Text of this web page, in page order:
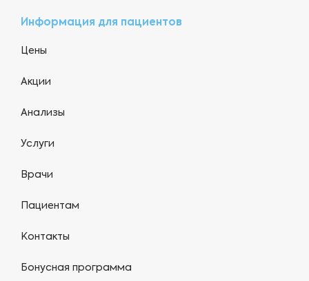
Информация для пациентов
Цены
Акции
Анализы
Услуги
Врачи
Пациентам
Контакты
Бонусная программа